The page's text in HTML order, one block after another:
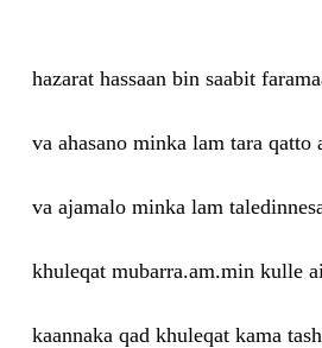
hazarat hassaan bin saabit
va ahasano minka lam tara qatto
va ajamalo minka lam
khuleqat mubarra.am.min kulle
kaannaka qad khuleqat kama